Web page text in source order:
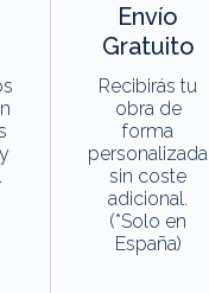
Envío
Gratuito
Recibirás tu
obra de
forma
personalizada
sin coste
adicional.
(*Solo en
España)